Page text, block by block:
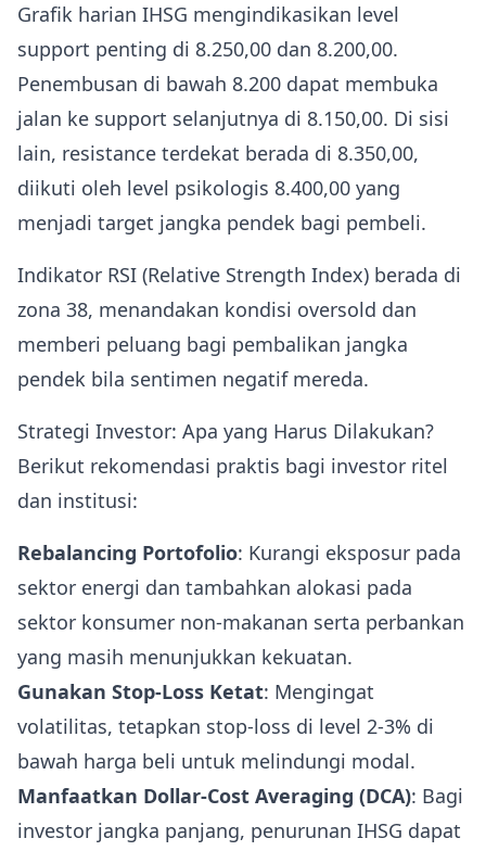
Grafik harian IHSG mengindikasikan level
support penting di 8.250,00 dan 8.200,00.
Penembusan di bawah 8.200 dapat membuka
jalan ke support selanjutnya di 8.150,00. Di sisi
lain, resistance terdekat berada di 8.350,00,
diikuti oleh level psikologis 8.400,00 yang
menjadi target jangka pendek bagi pembeli.
Indikator RSI (Relative Strength Index) berada di
zona 38, menandakan kondisi oversold dan
memberi peluang bagi pembalikan jangka
pendek bila sentimen negatif mereda.
Strategi Investor: Apa yang Harus Dilakukan?
Berikut rekomendasi praktis bagi investor ritel
dan institusi:
Rebalancing Portofolio: Kurangi eksposur pada
sektor energi dan tambahkan alokasi pada
sektor konsumer non‑makanan serta perbankan
yang masih menunjukkan kekuatan.
Gunakan Stop‑Loss Ketat: Mengingat
volatilitas, tetapkan stop‑loss di level 2‑3% di
bawah harga beli untuk melindungi modal.
Manfaatkan Dollar‑Cost Averaging (DCA): Bagi
investor jangka panjang, penurunan IHSG dapat